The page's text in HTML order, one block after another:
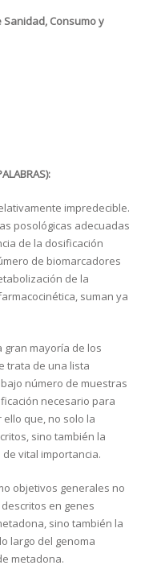
Consumo y
impredecible.
posológicas adecuadas
de la dosificación
de biomarcadores
de la
suman ya
gran mayoría de los
trata de una lista
número de muestras
necesario para
que, no solo la
sino también la
vital importancia.
objetivos generales no
en genes
sino también la
largo del genoma
metadona.